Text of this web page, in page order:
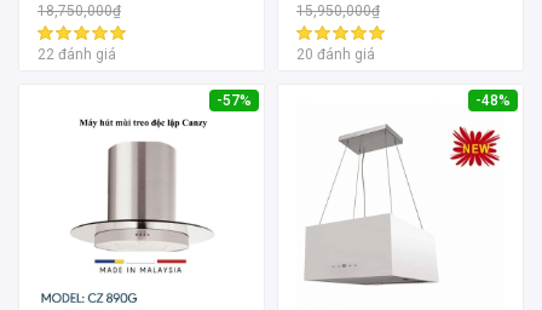
18,750,000₫
22 đánh giá
15,950,000₫
20 đánh giá
-57% -48%